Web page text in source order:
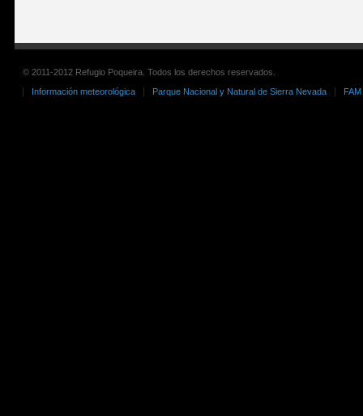
© 2011-2012 Refugio Poqueira. Todos los derechos reservados.
Información meteorológica
Parque Nacional y Natural de Sierra Nevada FAM